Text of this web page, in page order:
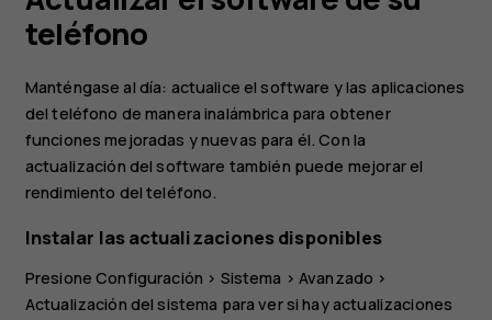
de
Nokia
4.2
teléfono
Manténgase al día: actualice el software y las aplicaciones
del teléfono de manera inalámbrica para obtener
funciones mejoradas y nuevas para él. Con la
actualización del software también puede mejorar el
rendimiento del teléfono.
Instalar las actualizaciones disponibles
PresioneConfiguración > Sistema > Avanzado >
Actualización del sistema para ver si hay actualizaciones